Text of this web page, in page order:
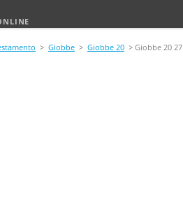
> Giobbe > Giobbe 20 > Giobbe 20 27